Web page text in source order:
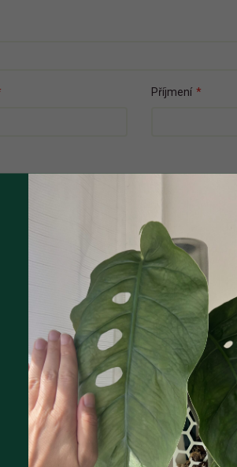
Příjmení *
jsem si a souhlasím s Veřejnými
se zpracováním osobních údajů za
se